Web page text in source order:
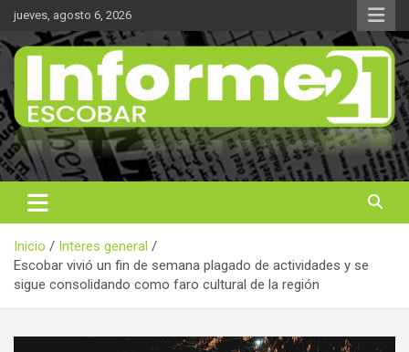
Saltar
contenido
jueves, agosto 6, 2026
Informe 21
Noticas reales
Inicio
Interes general
Escobar vivió un fin de semana plagado de actividades y se
sigue consolidando como faro cultural de la región